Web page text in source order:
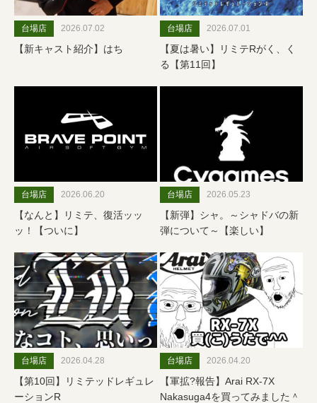
台場店 2026.07.02
【新キャスト紹介】はち
台場店 2026.07.01
【夏は暑い】リミテRがく、く
る【第11回】
台場店 2026.06.20
【なんと】リミテ、復活ッッ
ッ！【ついに】
台場店 2026.05.23
【新弾】シャ。～シャドバの新
弾について～【楽しい】
台場店 2026.04.28
【第10回】リミテッドレギュレ
ーションR
台場店 2026.04.20
【軍拡?報告】Arai RX-7X
Nakasuga4を買ってみました＾